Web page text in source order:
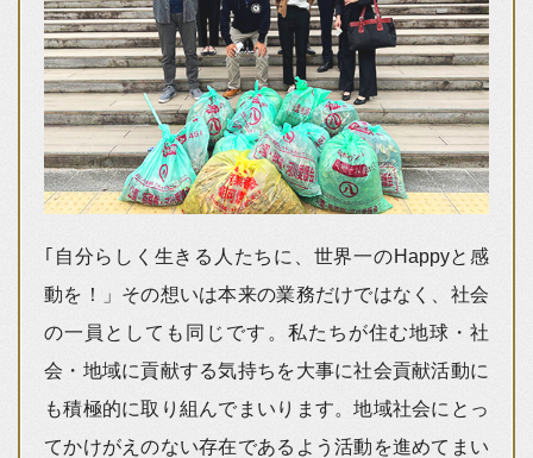
｢自分らしく生きる人たちに、世界一のHappyと感
動を！」その想いは本来の業務だけではなく、社会
の一員としても同じです。私たちが住む地球・社
会・地域に貢献する気持ちを大事に社会貢献活動に
も積極的に取り組んでまいります。地域社会にとっ
てかけがえのない存在であるよう活動を進めてまい